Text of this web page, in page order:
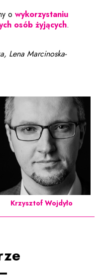
owykorzystaniu
osób żyjących.
Lena Marcinoska-
Krzysztof Wojdyło